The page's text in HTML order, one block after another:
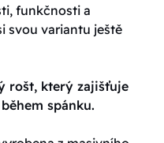
funkčnosti a
svou variantu ještě
rošt, který zajišťuje
spánku.